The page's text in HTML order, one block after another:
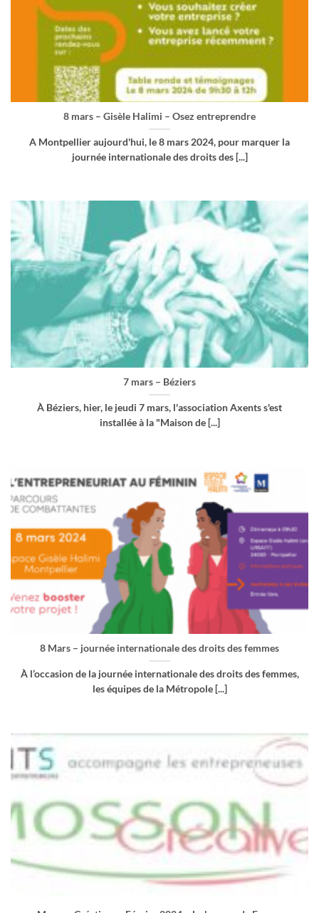
8 mars – Gisèle Halimi – Osez entreprendre
A Montpellier aujourd'hui, le 8 mars 2024, pour marquer la
journée internationale des droits des [...]
7 mars – Béziers
À Béziers, hier, le jeudi 7 mars, l'association Axents s'est
installée à la "Maison de [...]
8 Mars – journée internationale des droits des femmes
À l’occasion de la journée internationale des droits des femmes,
les équipes de la Métropole [...]